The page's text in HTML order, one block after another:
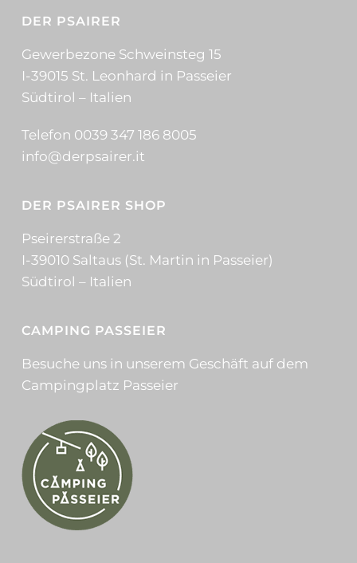
werden
Die
Optionen
der
DER PSAIRER
Gewerbezone Schweinsteg 15
I-39015 St. Leonhard in Passeier
Südtirol – Italien
Telefon 0039 347 186 8005
info@derpsairer.it
DER PSAIRER SHOP
Pseirerstraße 2
I-39010 Saltaus (St. Martin in Passeier)
Südtirol – Italien
CAMPING PASSEIER
Besuche uns in unserem Geschäft auf dem
Campingplatz Passeier